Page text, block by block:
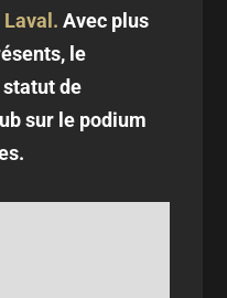
Avec plus
le
de
sur le podium